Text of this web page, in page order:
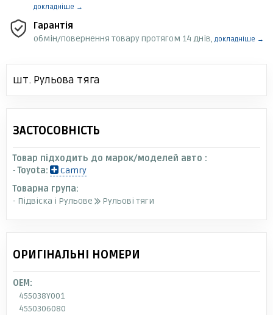
докладніше →
Гарантія
обмін/повернення товару протягом 14 днів, докладніше →
шт. Рульова тяга
ЗАСТОСОВНІСТЬ
Товар підходить до марок/моделей авто :
-Toyota:
Camry
Товарна група:
- Підвіска і Рульове
Рульові тяги
ОРИГІНАЛЬНІ НОМЕРИ
OEM:
455038Y001
4550306080